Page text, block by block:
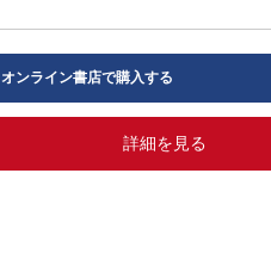
オンライン書店で購入する
詳細を見る